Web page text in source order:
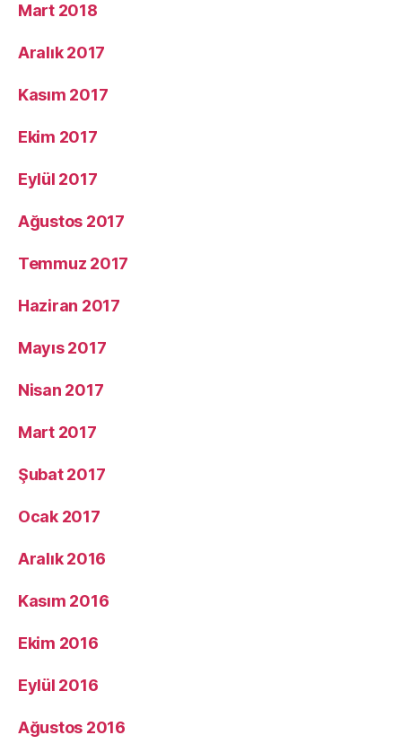
Mart 2018
Aralık 2017
Kasım 2017
Ekim 2017
Eylül 2017
Ağustos 2017
Temmuz 2017
Haziran 2017
Mayıs 2017
Nisan 2017
Mart 2017
Şubat 2017
Ocak 2017
Aralık 2016
Kasım 2016
Ekim 2016
Eylül 2016
Ağustos 2016